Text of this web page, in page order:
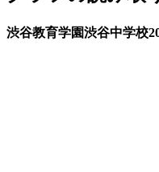
渋谷教育学園渋谷中学校